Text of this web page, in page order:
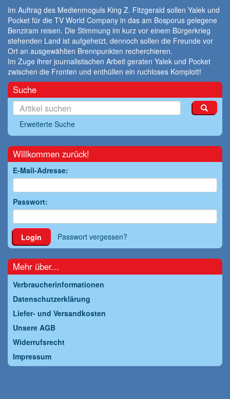
Im Auftrag des Medienmoguls King Z. Fitzgerald sollen Yalek und
Pocket für die TV World Company in das am Bosporus gelegene
Benziram reisen. Die Stimmung im kurz vor einem Bürgerkrieg
stehenden Land ist aufgeheizt, dennoch sollen die Freunde vor
Ort an ausgewählten Brennpunkten recherchieren.
Im Zuge ihrer journalistischen Arbeit geraten Yalek und Pocket
zwischen die Fronten und enthüllen ein ruchloses Komplott!
Suche
Erweiterte Suche
Willkommen zurück!
E-Mail-Adresse:
Passwort:
Login Passwort vergessen?
Mehr über...
Verbraucherinformationen
Datenschutzerklärung
Liefer- und Versandkosten
Unsere AGB
Widerrufsrecht
Impressum